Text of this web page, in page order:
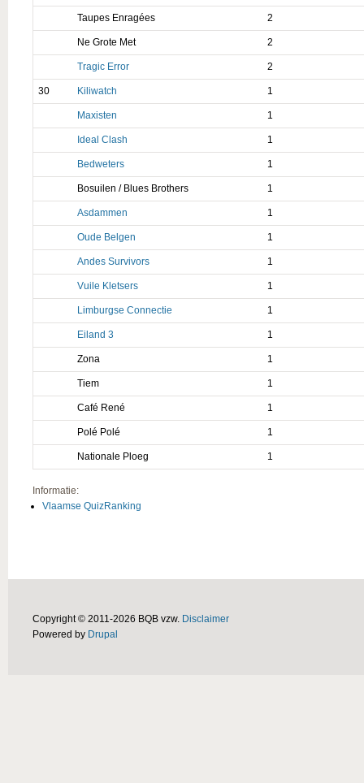
Taupes Enragées 2
Ne Grote Met 2
Tragic Error 2
30 Kiliwatch 1
Maxisten 1
Ideal Clash 1
Bedweters 1
Bosuilen / Blues Brothers 1
Asdammen 1
Oude Belgen 1
Andes Survivors 1
Vuile Kletsers 1
Limburgse Connectie 1
Eiland 3 1
Zona 1
Tiem 1
Café René 1
Polé Polé 1
Nationale Ploeg 1
Informatie:
Vlaamse QuizRanking
Copyright © 2011-2026 BQB vzw. Disclaimer
Powered by Drupal